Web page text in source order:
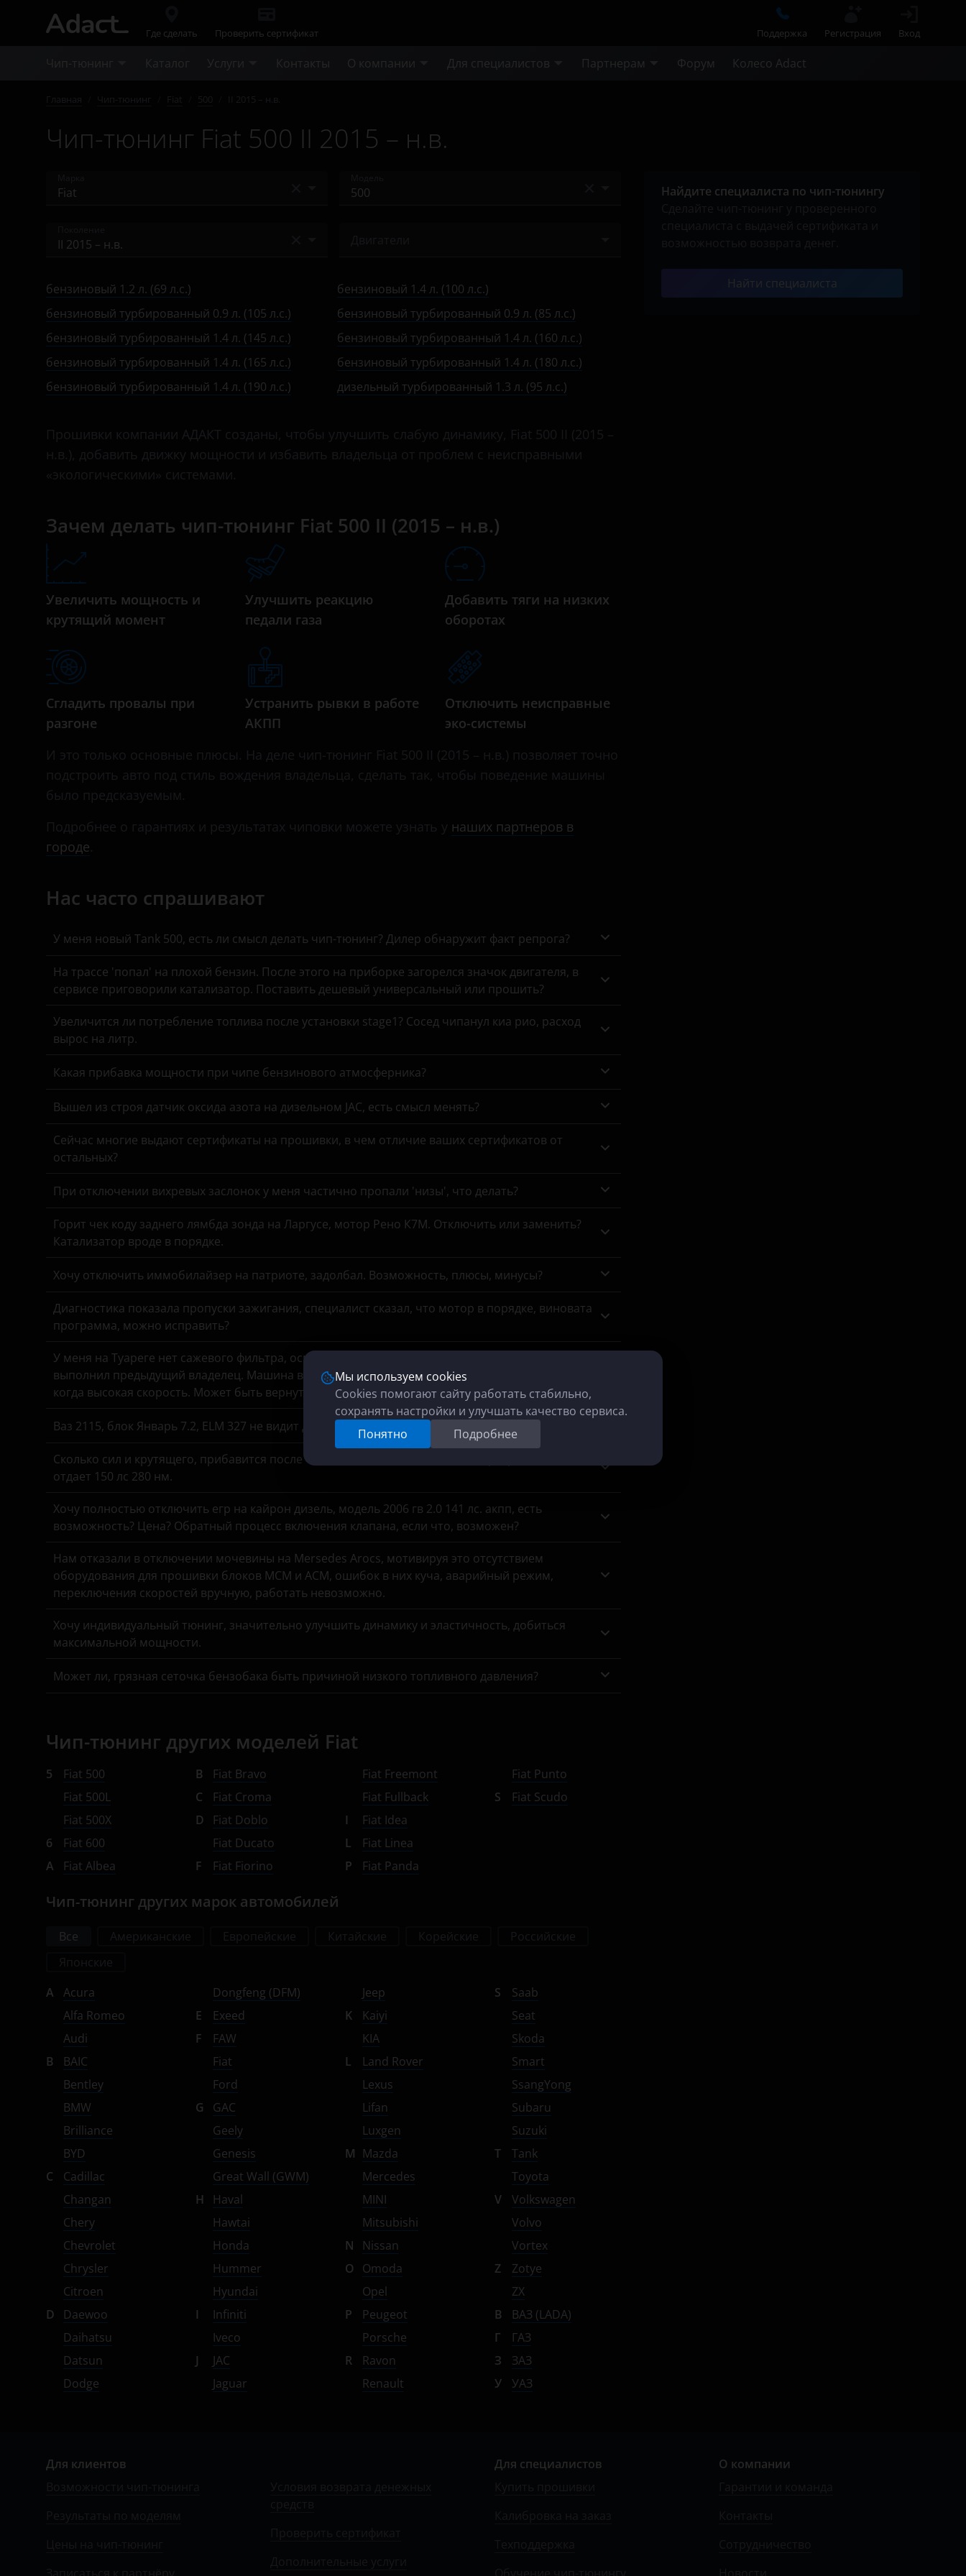
Мы используем cookies
Cookies помогают сайту работать стабильно,
сохранять настройки и улучшать качество сервиса.
Понятно
Подробнее
Где сделать Проверить сертификат Поддержка Регистрация Вход
Каталог Услуги Контакты О компании Для специалистов Партнерам Форум Колесо Adact
Чип-тюнинг Fiat 500 II 2015 – н.в.
Alfa Romeo
Bentley
BMW
Brilliance
Chevrolet
Chrysler
Citroen
Daewoo
Daihatsu
Datsun
Dodge
Ford
Geely
Genesis
Great Wall (GWM)
Haval
Hawtai
Hummer
Hyundai
Infiniti
JAC
Jaguar
Kaiyi
KIA
Lexus
Lifan
Luxgen
Mazda
Mercedes
MINI
Nissan
Omoda
Opel
Renault
Saab
Seat
Skoda
Smart
Suzuki
Toyota
Volkswagen
Volvo
Vortex
Zotye
ZX
ВАЗ (LADA)
ГАЗ
ЗАЗ
УАЗ
Albea
Bravo
Croma
Fullback
Linea
II 2015 – н.в.
бензиновый 1.4 л. (100 л.с.)
бензиновый турбированный 0.9 л. (105 л.с.)
бензиновый турбированный 0.9 л. (85 л.с.)
бензиновый турбированный 1.4 л. (145 л.с.)
дизельный турбированный 1.3 л. (95 л.с.)
бензиновый 1.2 л. (69 л.с.)
бензиновый 1.4 л. (100 л.с.)
бензиновый турбированный 0.9 л. (105 л.с.)
бензиновый турбированный 0.9 л. (85 л.с.)
бензиновый турбированный 1.4 л. (145 л.с.)
бензиновый турбированный 1.4 л. (160 л.с.)
бензиновый турбированный 1.4 л. (165 л.с.)
бензиновый турбированный 1.4 л. (180 л.с.)
бензиновый турбированный 1.4 л. (190 л.с.)
дизельный турбированный 1.3 л. (95 л.с.)
Зачем делать чип-тюнинг Fiat 500 II (2015 – н.в.)
Увеличить мощность и
крутящий момент
Улучшить реакцию
педали газа
Добавить тяги на низких
оборотах
Сгладить провалы при
разгоне
Устранить рывки в работе
АКПП
Отключить неисправные
эко-системы
наших партнеров в
городе
Нас часто спрашивают
У меня новый Tank 500, есть ли смысл делать чип-тюнинг? Дилер обнаружит факт репрога?
На трассе 'попал' на плохой бензин. После этого на приборке загорелся значок двигателя, в
сервисе приговорили катализатор. Поставить дешевый универсальный или прошить?
Увеличится ли потребление топлива после установки stage1? Сосед чипанул киа рио, расход
вырос на литр.
Какая прибавка мощности при чипе бензинового атмосферника?
Вышел из строя датчик оксида азота на дизельном JAC, есть смысл менять?
Сейчас многие выдают сертификаты на прошивки, в чем отличие ваших сертификатов от
остальных?
При отключении вихревых заслонок у меня частично пропали 'низы', что делать?
Горит чек коду заднего лямбда зонда на Ларгусе, мотор Рено К7М. Отключить или заменить?
Катализатор вроде в порядке.
Хочу отключить иммобилайзер на патриоте, задолбал. Возможность, плюсы, минусы?
Диагностика показала пропуски зажигания, специалист сказал, что мотор в порядке, виновата
программа, можно исправить?
У меня на Туареге нет сажевого фильтра, осмотр выхлопной системы показал, что удаление
выполнил предыдущий владелец. Машина все время коптит на форсаже, особенно на трассе,
когда высокая скорость. Может быть вернуть сажевый на место?
Ваз 2115, блок Январь 7.2, ELM 327 не видит данных с датчиков кислорода, хотяонина месте.
Сколько сил и крутящего, прибавится после чипа Haval 1.5 т? На заводской программе он
отдает 150 лс 280 нм.
Хочу полностью отключить егр на кайрон дизель, модель 2006 гв 2.0 141 лс. акпп, есть
возможность? Цена? Обратный процесс включения клапана, если что, возможен?
Нам отказали в отключении мочевины на Mersedes Arocs, мотивируя это отсутствием
оборудования для прошивки блоков MCM и ACM, ошибок в них куча, аварийный режим,
переключения скоростей вручную, работать невозможно.
Хочу индивидуальный тюнинг, значительно улучшить динамику и эластичность, добиться
максимальной мощности.
Может ли, грязная сеточка бензобака быть причиной низкого топливного давления?
Чип-тюнинг других моделей Fiat
5
Fiat 500
Fiat 500L
Fiat 500X
6
Fiat 600
A
Fiat Albea
B
Fiat Bravo
C
Fiat Croma
D
Fiat Doblo
Fiat Ducato
F
Fiat Fiorino
Fiat Freemont
Fiat Fullback
I
Fiat Idea
L
Fiat Linea
P
Fiat Panda
Fiat Punto
S
Fiat Scudo
Чип-тюнинг других марок автомобилей
Все
A
Acura
Alfa Romeo
Audi
B
BAIC
Bentley
BMW
Brilliance
BYD
C
Cadillac
Changan
Chery
Chevrolet
Chrysler
Citroen
D
Daewoo
Daihatsu
Datsun
Dodge
Dongfeng (DFM)
E
Exeed
F
FAW
Fiat
Ford
G
GAC
Geely
Genesis
Great Wall (GWM)
H
Haval
Hawtai
Honda
Hummer
Hyundai
I
Infiniti
Iveco
J
JAC
Jaguar
Jeep
K
Kaiyi
KIA
L
Land Rover
Lexus
Lifan
Luxgen
M Mazda
Mercedes
MINI
Mitsubishi
N
Nissan
O
Omoda
Opel
P
Peugeot
Porsche
R
Ravon
Renault
S
Saab
Seat
Skoda
Smart
SsangYong
Subaru
Suzuki
T
Tank
Toyota
V
Volkswagen
Volvo
Vortex
Z
Zotye
ZX
В
ВАЗ (LADA)
Г
ГАЗ
З
ЗАЗ
У
УАЗ
Найдите специалиста по чип-тюнингу
Найти специалиста
Для клиентов
Для специалистов
О компании